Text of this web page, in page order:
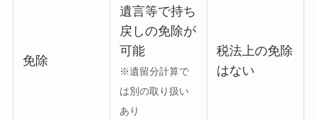
免除
遺言等で持ち
戻しの免除が
可能
※遺留分計算で
は別の取り扱い
あり
税法上の免除
はない